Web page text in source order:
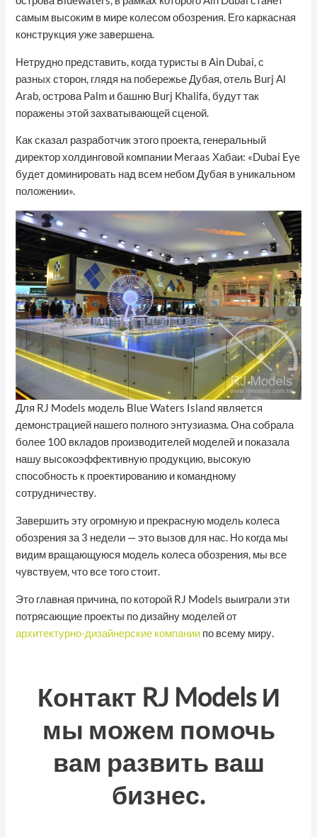
самым высоким в мире колесом обозрения. Его каркасная
конструкция уже завершена.
Нетрудно представить, когда туристы в Ain Dubai, с
разных сторон, глядя на побережье Дубая, отель Burj Al
Arab, острова Palm и башню Burj Khalifa, будут так
поражены этой захватывающей сценой.
Как сказал разработчик этого проекта, генеральный
директор холдинговой компании Meraas Хабаи: «Dubai Eye
будет доминировать над всем небом Дубая в уникальном
положении».
Для RJ Models модель Blue Waters Island является
демонстрацией нашего полного энтузиазма. Она собрала
более 100 вкладов производителей моделей и показала
нашу высокоэффективную продукцию, высокую
способность к проектированию и командному
сотрудничеству.
Завершить эту огромную и прекрасную модель колеса
обозрения за 3 недели — это вызов для нас. Но когда мы
видим вращающуюся модель колеса обозрения, мы все
чувствуем, что все того стоит.
Это главная причина, по которой RJ Models выиграли эти
потрясающие проекты по дизайну моделей от
архитектурно-дизайнерские компании по всему миру.
Контакт RJ ModelsИ
мы можем помочь
вам развить ваш
бизнес.